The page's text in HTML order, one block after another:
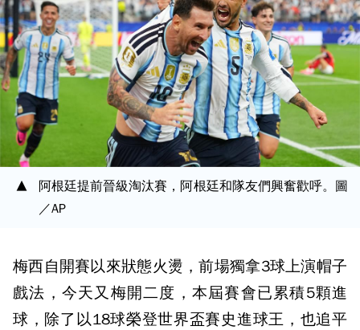
阿根廷提前晉級淘汰賽，阿根廷和隊友們興奮歡呼。圖
／AP
梅西自開賽以來狀態火燙，前場獨拿3球上演帽子
戲法，今天又梅開二度，本屆賽會已累積5顆進
球，除了以18球榮登世界盃賽史進球王，也追平